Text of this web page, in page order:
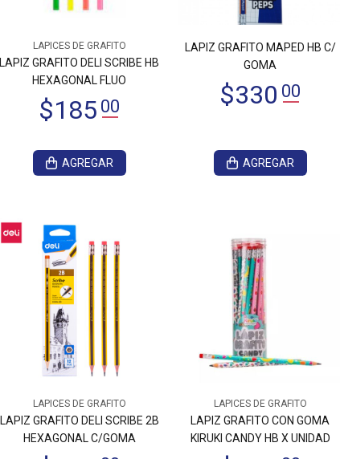
LAPICES DE GRAFITO
LAPIZ GRAFITO DELI SCRIBE HB
HEXAGONAL FLUO
AGREGAR
LAPIZ GRAFITO MAPED HB C/
GOMA
AGREGAR
LAPICES DE GRAFITO
LAPIZ GRAFITO DELI SCRIBE 2B
HEXAGONAL C/GOMA
LAPICES DE GRAFITO
LAPIZ GRAFITO CON GOMA
KIRUKI CANDY HB X UNIDAD
$39500
$1.015
$1.57500